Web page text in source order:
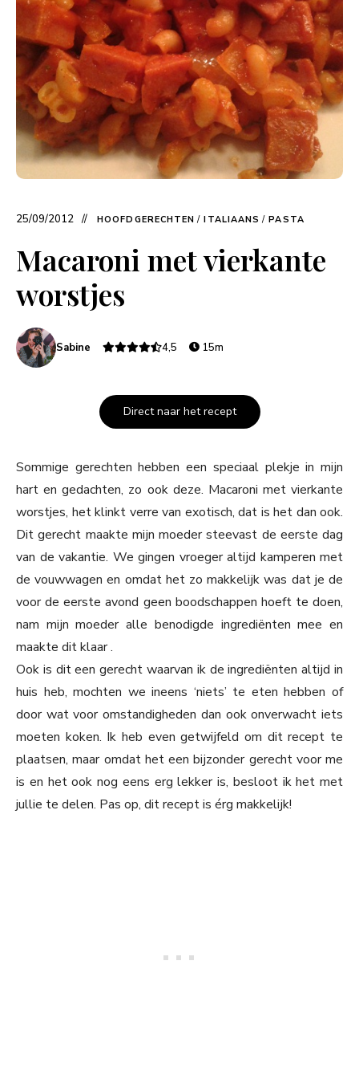
25/09/2012 HOOFDGERECHTEN / ITALIAANS / PASTA
Macaroni met vierkante
worstjes
Sabine 4,5 15m
Direct naar het recept
Sommige gerechten hebben een speciaal plekje in mijn
hart en gedachten, zo ook deze. Macaroni met vierkante
worstjes, het klinkt verre van exotisch, dat is het dan ook.
Dit gerecht maakte mijn moeder steevast de eerste dag
van de vakantie. We gingen vroeger altijd kamperen met
de vouwwagen en omdat het zo makkelijk was dat je de
voor de eerste avond geen boodschappen hoeft te doen,
nam mijn moeder alle benodigde ingrediënten mee en
maakte dit klaar .
Ook is dit een gerecht waarvan ik de ingrediënten altijd in
huis heb, mochten we ineens ‘niets’ te eten hebben of
door wat voor omstandigheden dan ook onverwacht iets
moeten koken. Ik heb even getwijfeld om dit recept te
plaatsen, maar omdat het een bijzonder gerecht voor me
is en het ook nog eens erg lekker is, besloot ik het met
jullie te delen. Pas op, dit recept is érg makkelijk!